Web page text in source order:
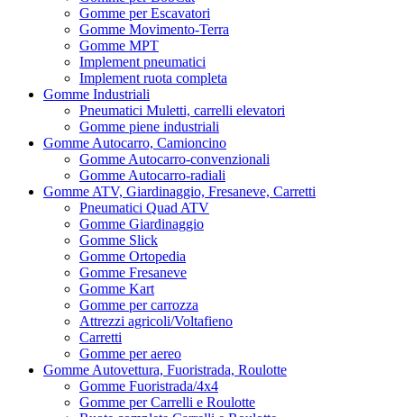
Gomme per Escavatori
Gomme Movimento-Terra
Gomme MPT
Implement pneumatici
Implement ruota completa
Gomme Industriali
Pneumatici Muletti, carrelli elevatori
Gomme piene industriali
Gomme Autocarro, Camioncino
Gomme Autocarro-convenzionali
Gomme Autocarro-radiali
Gomme ATV, Giardinaggio, Fresaneve, Carretti
Pneumatici Quad ATV
Gomme Giardinaggio
Gomme Slick
Gomme Ortopedia
Gomme Fresaneve
Gomme Kart
Gomme per carrozza
Attrezzi agricoli/Voltafieno
Carretti
Gomme per aereo
Gomme Autovettura, Fuoristrada, Roulotte
Gomme Fuoristrada/4x4
Gomme per Carrelli e Roulotte